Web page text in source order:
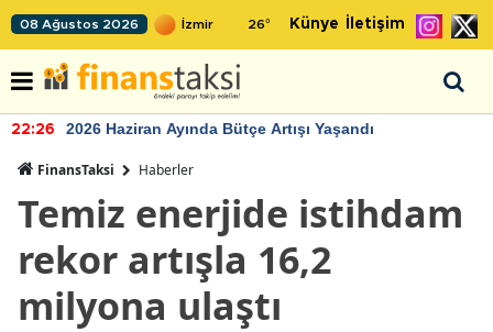
08 Ağustos 2026 26° Künye İletişim
22:26 2026 Haziran Ayında Bütçe Artışı Yaşandı
FinansTaksi Haberler
Temiz enerjide istihdam
rekor artışla 16,2
milyona ulaştı